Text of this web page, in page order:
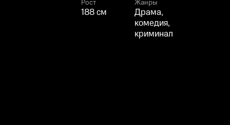
Рост
188 см
Жанры
Драма,
комедия,
криминал